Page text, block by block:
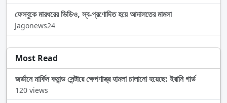
ফেসবুকে মারধরের ভিডিও, স্ব-প্রণোদিত হয়ে আদালতের মামলা
Jagonews24
Most Read
জর্ডানে মার্কিন কমান্ড সেন্টারে ক্ষেপণাস্ত্র হামলা চালানো হয়েছে: ইরানি গার্ড
120 views